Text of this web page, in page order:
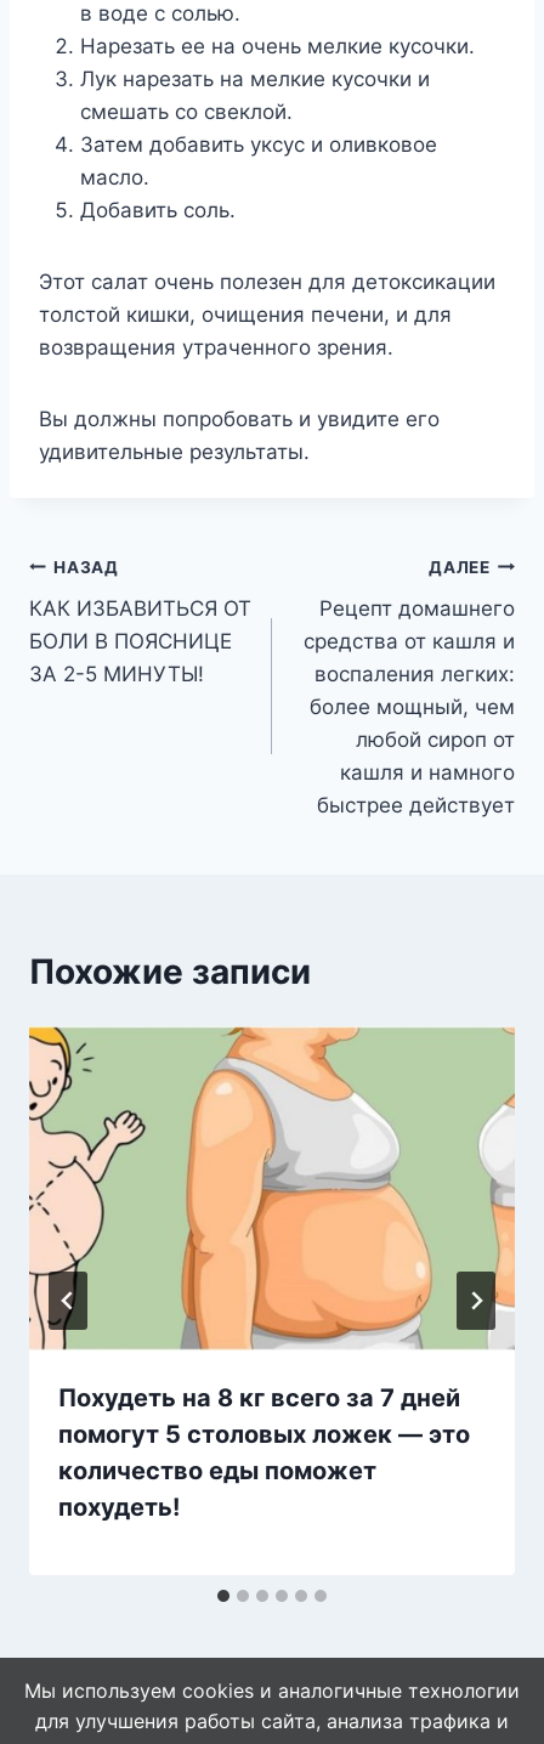
в воде с солью.
Нарезать ее на очень мелкие кусочки.
Лук нарезать на мелкие кусочки и
смешать со свеклой.
Затем добавить уксус и оливковое
масло.
Добавить соль.
Этот салат очень полезен для детоксикации
толстой кишки, очищения печени, и для
возвращения утраченного зрения.
Вы должны попробовать и увидите его
удивительные результаты.
Навигация
по
записям
НАЗАД
КАК ИЗБАВИТЬСЯ ОТ
БОЛИ В ПОЯСНИЦЕ
ЗА 2-5 МИНУТЫ!
ДАЛЕЕ
Рецепт домашнего
средства от кашля и
воспаления легких:
более мощный, чем
любой сироп от
кашля и намного
быстрее действует
Похожие записи
Похудеть на 8 кг всего за 7 дней
помогут 5 столовых ложек — это
количество еды поможет
похудеть!
Мы используем cookies и аналогичные технологии
для улучшения работы сайта, анализа трафика и